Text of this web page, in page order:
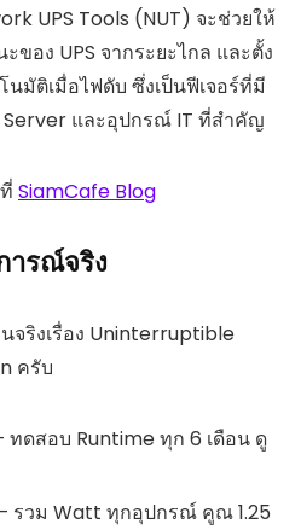
UPS Tools (NUT) จะช่วยให้
อง UPS จากระยะไกล และตั้ง
มัติเมื่อไฟดับ ซึ่งเป็นฟีเจอร์ที่มี
และอุปกรณ์ IT ที่สำคัญ
SiamCafe Blog
ารณ์จริง
จริงเรื่อง Uninterruptible
ครับ
ทดสอบ Runtime ทุก 6 เดือน ดู
รวม Watt ทุกอุปกรณ์ คูณ 1.25